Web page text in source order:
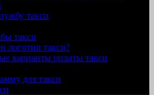
такси
такси
логотип такси?
варианты оплаты такси
для такси